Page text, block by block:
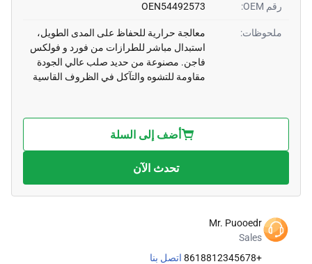
رقم OEM: OEN54492573
ملحوظات:
معالجة حرارية للحفاظ على المدى الطويل،
استبدال مباشر للطرازات من فورد و فولكس
فاجن. مصنوعة من حديد صلب عالي الجودة
مقاومة للتشوه والتآكل في الظروف القاسية
أضف إلى السلة
تحدث الآن
Mr. Puooedr
Sales
+8618812345678
اتصل بنا